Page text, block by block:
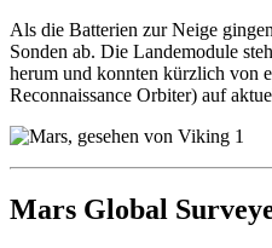
Als die Batterien zur Neige
Sonden ab. Die Landemodule
herum und konnten kürzlich von
Reconnaissance Orbiter) auf
Mars Global